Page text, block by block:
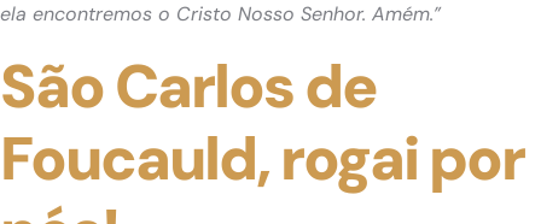
ela encontremos o Cristo Nosso Senhor. Amém.”
São Carlos de
Foucauld, rogai por